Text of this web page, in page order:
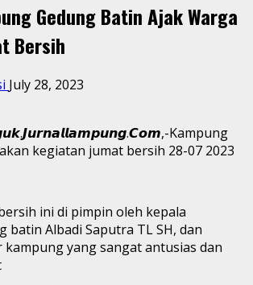
Gedung Batin Ajak Warga
Bersih
July 28, 2023
Kampung
kegiatan jumat bersih 28-07 2023
ini di pimpin oleh kepala
batin Albadi Saputra TL SH, dan
yang sangat antusias dan